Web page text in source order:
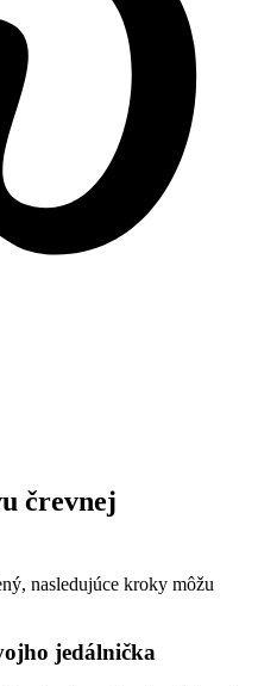
črevnej
nasledujúce kroky môžu
jedálnička